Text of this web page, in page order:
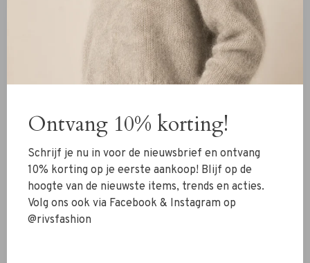
Ibana Sana Lange Rok pine
green
Malene Birger
Malene Birger Barbara
Lange Rok deep lichen
Ontvang 10% korting!
Schrijf je nu in voor de nieuwsbrief en ontvang
10% korting op je eerste aankoop! Blijf op de
hoogte van de nieuwste items, trends en acties.
Volg ons ook via Facebook & Instagram op
@rivsfashion